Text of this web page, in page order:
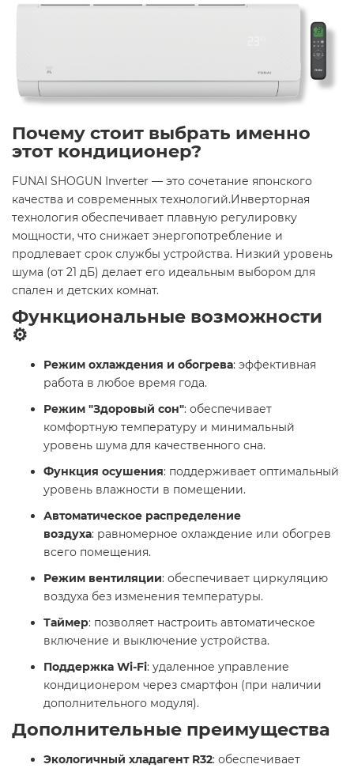
Почему стоит выбрать именно
этот кондиционер?
FUNAI SHOGUN Inverter — это сочетание японского
качества и современных технологий.Инверторная
технология обеспечивает плавную регулировку
мощности, что снижает энергопотребление и
продлевает срок службы устройства. Низкий уровень
шума (от 21 дБ) делает его идеальным выбором для
спален и детских комнат.
Функциональные возможности
⚙️
Режим охлаждения и обогрева: эффективная
работа в любое время года.
Режим "Здоровый сон": обеспечивает
комфортную температуру и минимальный
уровень шума для качественного сна.
Функция осушения: поддерживает оптимальный
уровень влажности в помещении.
Автоматическое распределение
воздуха: равномерное охлаждение или обогрев
всего помещения.
Режим вентиляции: обеспечивает циркуляцию
воздуха без изменения температуры.
Таймер: позволяет настроить автоматическое
включение и выключение устройства.
Поддержка Wi-Fi: удаленное управление
кондиционером через смартфон (при наличии
дополнительного модуля).
Дополнительные преимущества
Экологичный хладагент R32: обеспечивает